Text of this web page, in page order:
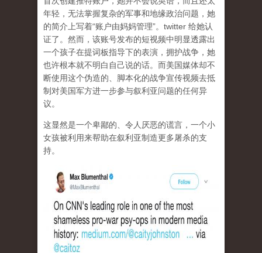
年轻，无法掌握复杂的军事和地缘政治问题，她
的简介上写着“账户由妈妈管理”。twitter 给她认
证了。然而，该账号发布的短视频中明显透露出
一个孩子在提词板指导下的表演，拥护战争，她
也许根本就不明白自己说的话。而美国媒体却不
断使用这个伪造的、脚本化的战争宣传视频去抵
制对美国军方进一步参与叙利亚问题的任何异
议。
这显然是一个卑鄙的、令人厌恶的谎言，一个小
女孩被利用来帮助在叙利亚制造更多屠杀的支
持。